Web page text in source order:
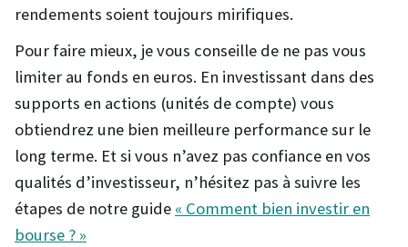
rendements soient toujours mirifiques.
Pour faire mieux, je vous conseille de ne pas vous
limiter au fonds en euros. En investissant dans des
supports en actions (unités de compte) vous
obtiendrez une bien meilleure performance sur le
long terme. Et si vous n’avez pas confiance en vos
qualités d’investisseur, n’hésitez pas à suivre les
étapes de notre guide « Comment bien investir en
bourse ? »